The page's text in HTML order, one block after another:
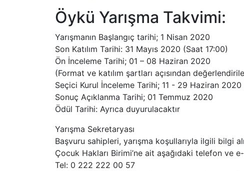
Öykü Yarışma Takvimi:
Yarışmanın Başlangıç tarihi; 1 Nisan 2020
Son Katılım Tarihi: 31 Mayıs 2020 (Saat 17:00)
Ön İnceleme Tarihi; 01 – 08 Haziran 2020
(Format ve katılım şartları açısından
Seçici Kurul İnceleme Tarihi; 11 - 29 Haziran 2020
Sonuç Açıklanma Tarihi; 01 Temmuz 2020
Ödül Tarihi: Ayrıca duyurulacaktır
Yarışma Sekretaryası
Başvuru sahipleri, yarışma koşullarıyla ilgili bilgi
Çocuk Hakları Birimi’ne ait aşağıdaki telefon ve
Tel: 0 222 222 00 57